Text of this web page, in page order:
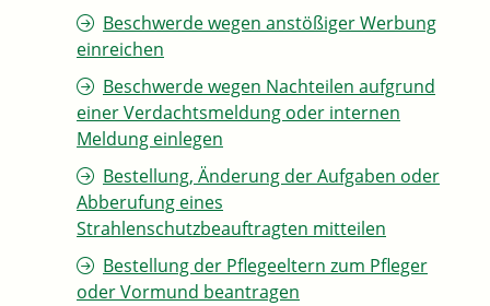
Beschwerde wegen anstößiger Werbung
einreichen
Beschwerde wegen Nachteilen aufgrund
einer Verdachtsmeldung oder internen
Meldung einlegen
Bestellung, Änderung der Aufgaben oder
Abberufung eines
Strahlenschutzbeauftragten mitteilen
Bestellung der Pflegeeltern zum Pfleger
oder Vormund beantragen